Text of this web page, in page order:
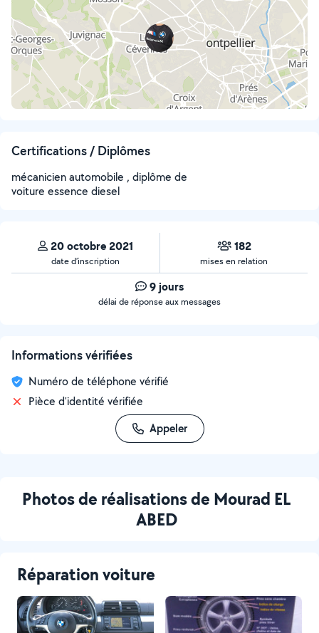
Certifications / Diplômes
mécanicien automobile , diplôme de
voiture essence diesel
20 octobre 2021
date d’inscription
182
mises en relation
9 jours
délai de réponse aux messages
Informations vérifiées
Numéro de téléphone vérifié
Pièce d'identité vérifiée
Appeler
Photos de réalisations de Mourad EL
ABED
Réparation voiture